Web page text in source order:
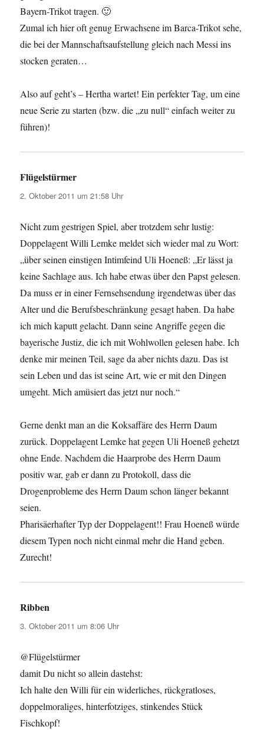
Bayern-Trikot tragen. 🙂
Zumal ich hier oft genug Erwachsene im Barca-Trikot sehe,
die bei der Mannschaftsaufstellung gleich nach Messi ins
stocken geraten…
Also auf geht’s – Hertha wartet! Ein perfekter Tag, um eine
neue Serie zu starten (bzw. die „zu null“ einfach weiter zu
führen)!
Flügelstürmer
2. Oktober 2011 um 21:58 Uhr
Nicht zum gestrigen Spiel, aber trotzdem sehr lustig:
Doppelagent Willi Lemke meldet sich wieder mal zu Wort:
„über seinen einstigen Intimfeind Uli Hoeneß: „Er lässt ja
keine Sachlage aus. Ich habe etwas über den Papst gelesen.
Da muss er in einer Fernsehsendung irgendetwas über das
Alter und die Berufsbeschränkung gesagt haben. Da habe
ich mich kaputt gelacht. Dann seine Angriffe gegen die
bayerische Justiz, die ich mit Wohlwollen gelesen habe. Ich
denke mir meinen Teil, sage da aber nichts dazu. Das ist
sein Leben und das ist seine Art, wie er mit den Dingen
umgeht. Mich amüsiert das jetzt nur noch.“
Gerne denkt man an die Koksaffäre des Herrn Daum
zurück. Doppelagent Lemke hat gegen Uli Hoeneß gehetzt
ohne Ende. Nachdem die Haarprobe des Herrn Daum
positiv war, gab er dann zu Protokoll, dass die
Drogenprobleme des Herrn Daum schon länger bekannt
seien.
Pharisäerhafter Typ der Doppelagent!! Frau Hoeneß würde
diesem Typen noch nicht einmal mehr die Hand geben.
Zurecht!
Ribben
3. Oktober 2011 um 8:06 Uhr
@Flügelstürmer
damit Du nicht so allein dastehst:
Ich halte den Willi für ein widerliches, rückgratloses,
doppelmoraliges, hinterfotziges, stinkendes Stück
Fischkopf!